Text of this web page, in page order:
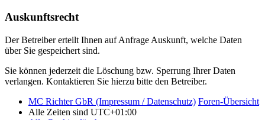
Auskunftsrecht
Der Betreiber erteilt Ihnen auf Anfrage Auskunft, welche Daten
über Sie gespeichert sind.
Sie können jederzeit die Löschung bzw. Sperrung Ihrer Daten
verlangen. Kontaktieren Sie hierzu bitte den Betreiber.
MC Richter GbR (Impressum / Datenschutz) Foren-Übersicht
Alle Zeiten sind UTC+01:00